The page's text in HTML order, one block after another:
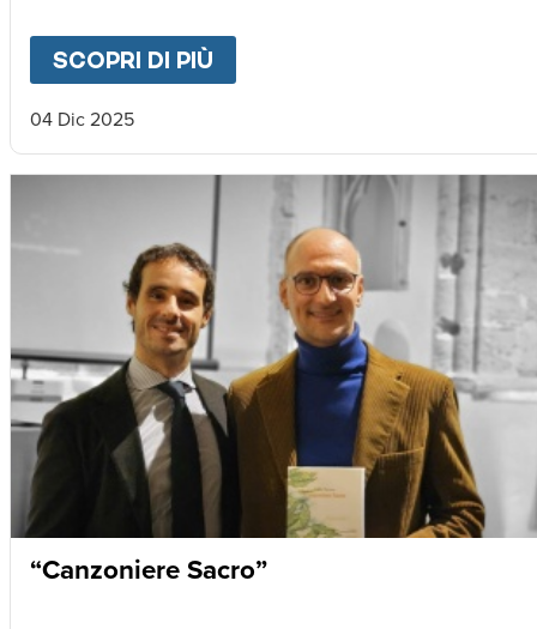
SCOPRI DI PIÙ
04 Dic 2025
“Canzoniere Sacro”